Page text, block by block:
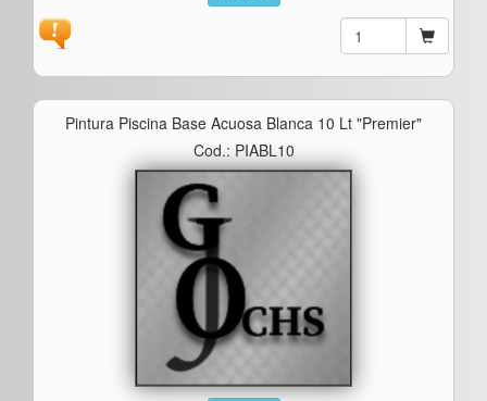
Pintura Piscina Base Acuosa Blanca 10 Lt "premier"
Cod.: PIABL10